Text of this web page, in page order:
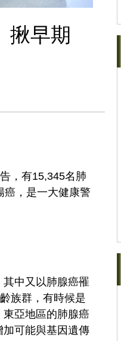
揪早期
，有15,345名肺
癌，是一大健康警
中又以肺腺癌罹
族群，有時候是
亞地區的肺腺癌
可能與基因遺傳